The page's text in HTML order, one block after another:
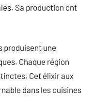
Sa production ont
produisent une
Chaque région
Cet élixir aux
dans les cuisines